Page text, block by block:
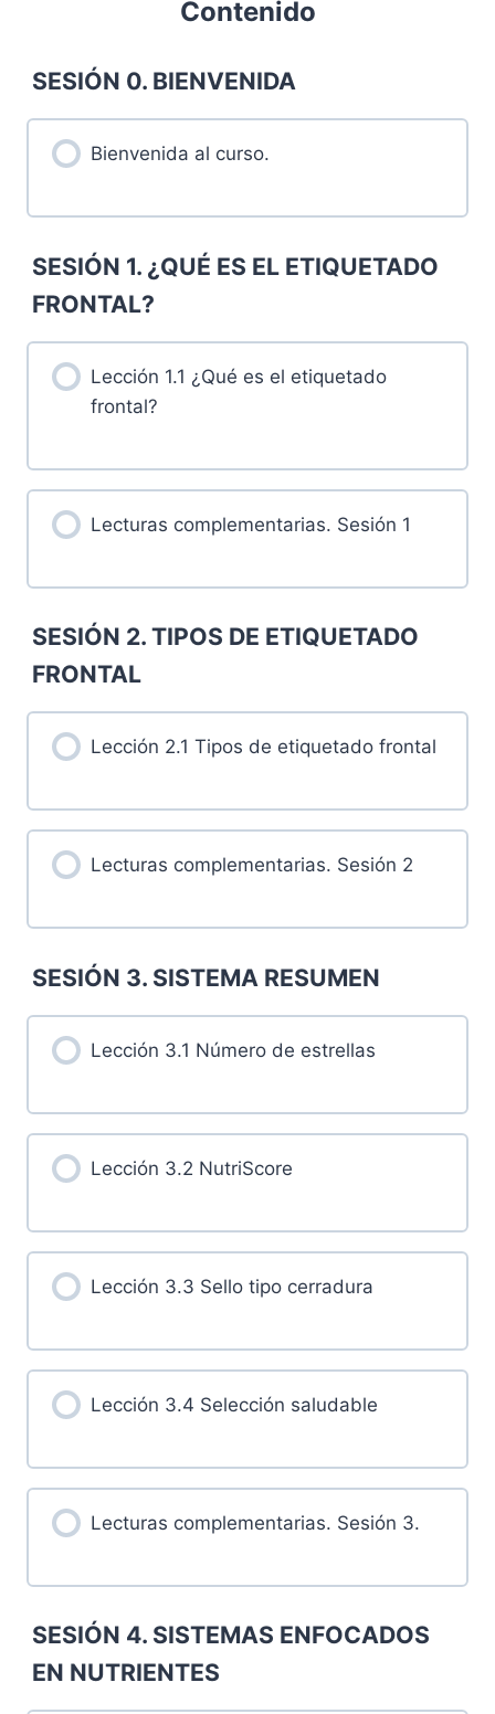
Contenido
SESIÓN 0. BIENVENIDA
Bienvenida al curso.
SESIÓN 1. ¿QUÉ ES EL ETIQUETADO
FRONTAL?
Lección 1.1 ¿Qué es el etiquetado
frontal?
Lecturas complementarias. Sesión 1
SESIÓN 2. TIPOS DE ETIQUETADO
FRONTAL
Lección 2.1 Tipos de etiquetado frontal
Lecturas complementarias. Sesión 2
SESIÓN 3. SISTEMA RESUMEN
Lección 3.1 Número de estrellas
Lección 3.2 NutriScore
Lección 3.3 Sello tipo cerradura
Lección 3.4 Selección saludable
Lecturas complementarias. Sesión 3.
SESIÓN 4. SISTEMAS ENFOCADOS
EN NUTRIENTES